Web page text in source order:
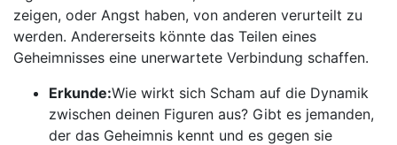
zeigen, oder Angst haben, von anderen verurteilt zu
werden. Andererseits könnte das Teilen eines
Geheimnisses eine unerwartete Verbindung schaffen.
Erkunde:Wie wirkt sich Scham auf die Dynamik
zwischen deinen Figuren aus? Gibt es jemanden,
der das Geheimnis kennt und es gegen sie